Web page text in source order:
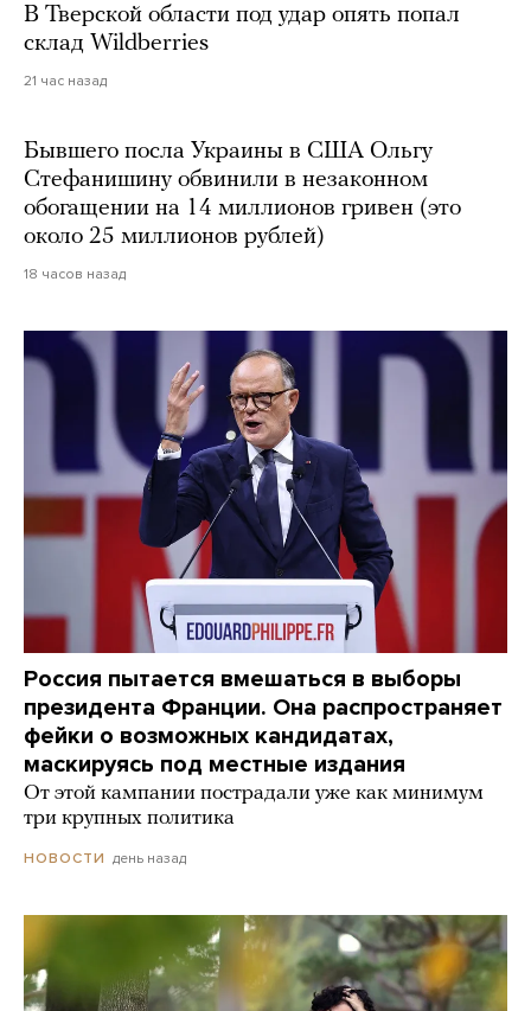
В Тверской области под удар опять попал
склад Wildberries
21 час назад
Бывшего посла Украины в США Ольгу
Стефанишину обвинили в незаконном
обогащении на 14 миллионов гривен (это
около 25 миллионов рублей)
18 часов назад
Россия пытается вмешаться в выборы
президента Франции. Она распространяет
фейки о возможных кандидатах,
маскируясь под местные издания
От этой кампании пострадали уже как минимум
три крупных политика
НОВОСТИ день назад